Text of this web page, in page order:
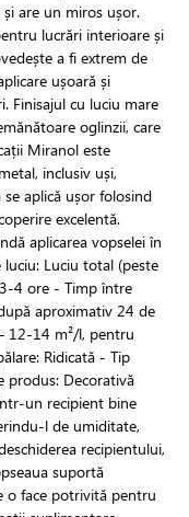
are un miros ușor.
lucrări interioare și
a fi extrem de
ușoară și
Finisajul cu luciu mare
oglinzii, care
Miranol este
inclusiv uși,
aplică ușor folosind
excelentă.
aplicarea vopselei în
Luciu total (peste
4 ore - Timp între
aproximativ 24 de
12-14 m²/l, pentru
Ridicată - Tip
produs: Decorativă
un recipient bine
l de umiditate,
recipientului,
suportă
o face potrivită pentru